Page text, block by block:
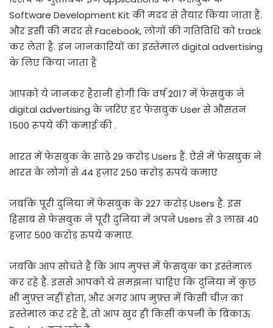
Software Development Kit की मदद से तैयार किया जाता हैं.
और इसी की मदद से Facebook, लोगों की गतिविधि को track
कर लेता है. इन जानकारियों का इस्तेमाल digital advertising
के लिए किया जाता है
आपको ये जानकर हैरानी होगी कि वर्ष 2017 में फेसबुक ने
digital advertising के ज़रिए हर फेसबुक User से औसतन
1500 रूपये की कमाई की .
भारत में फेसबुक के साढ़े 29 करोड़ Users हैं. ऐसे में फेसबुक ने
भारत के लोगों से 44 हज़ार 250 करोड़ रुपये कमाए
जबकि पूरी दुनिया में फेसबुक के 227 करोड़ Users हैं. इस
हिसाब से फेसबुक ने पूरी दुनिया में अपने Users से 3 लाख 40
हज़ार 500 करोड़ रुपये कमाए.
जबकि आप सोचते हैं कि आप मुफ्त में फेसबुक का इस्तेमाल
कर रहे हैं. इससे आपको ये समझना चाहिए कि दुनिया में कुछ
भी मुफ़्त नहीं होता, और अगर आप मुफ़्त में किसी चीज़ का
इस्तेमाल कर रहे हैं, तो आप खुद ही किसी कंपनी के बिकाऊ